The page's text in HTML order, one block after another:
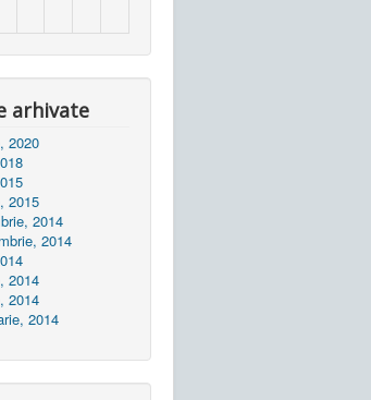
arhivate
2020
2015
2014
2014
2014
2014
2014